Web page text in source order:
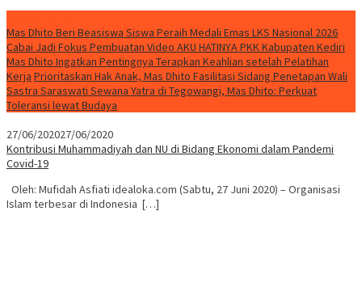
Mas Dhito Beri Beasiswa Siswa Peraih Medali Emas LKS Nasional 2026
Cabai Jadi Fokus Pembuatan Video AKU HATINYA PKK Kabupaten Kediri
Mas Dhito Ingatkan Pentingnya Terapkan Keahlian setelah Pelatihan
Kerja Prioritaskan Hak Anak, Mas Dhito Fasilitasi Sidang Penetapan Wali
Sastra Saraswati Sewana Yatra di Tegowangi, Mas Dhito: Perkuat
Toleransi lewat Budaya
27/06/202027/06/2020
Kontribusi Muhammadiyah dan NU di Bidang Ekonomi dalam Pandemi
Covid-19
Oleh: Mufidah Asfiati idealoka.com (Sabtu, 27 Juni 2020) – Organisasi
Islam terbesar di Indonesia […]